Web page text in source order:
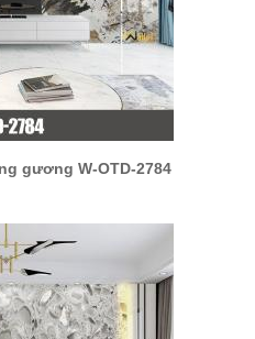
gương W-OTD-2784